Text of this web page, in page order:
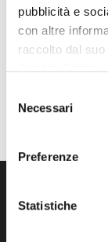
pubblicità e
con altre
raccolto dal
delNecessari
Preferenze
Statistiche
Giovanni